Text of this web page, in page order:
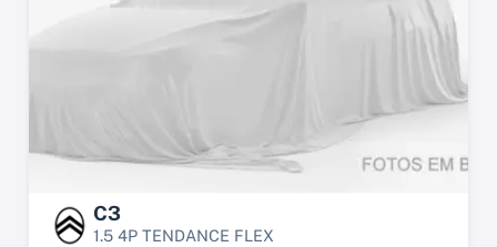
C3
1.5 4P TENDANCE FLEX